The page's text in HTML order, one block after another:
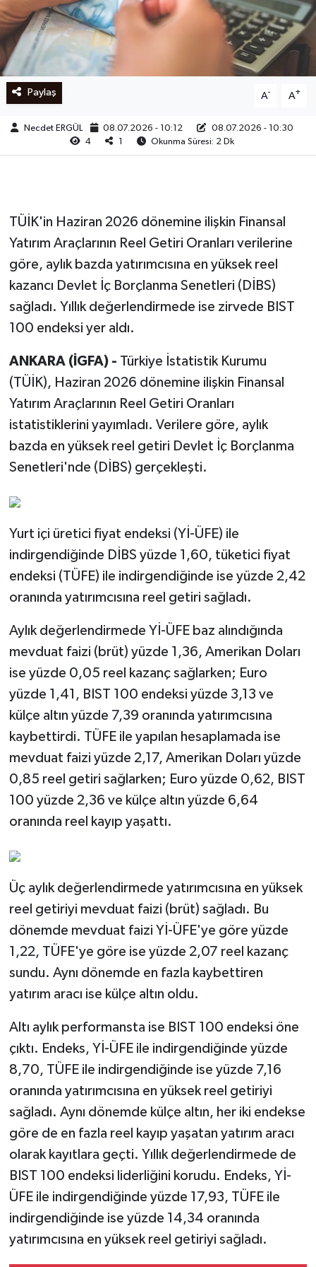
Paylaş A- A+
Necdet ERGÜL 08.07.2026 - 10:12
08.07.2026 - 10:30
4
1 Okunma Süresi: 2 Dk
TÜİK'in Haziran 2026 dönemine ilişkin Finansal
Yatırım Araçlarının Reel Getiri Oranları verilerine
göre, aylık bazda yatırımcısına en yüksek reel
kazancı Devlet İç Borçlanma Senetleri (DİBS)
sağladı. Yıllık değerlendirmede ise zirvede BIST
100 endeksi yer aldı.
ANKARA (İGFA) - Türkiye İstatistik Kurumu
(TÜİK), Haziran 2026 dönemine ilişkin Finansal
Yatırım Araçlarının Reel Getiri Oranları
istatistiklerini yayımladı. Verilere göre, aylık
bazda en yüksek reel getiri Devlet İç Borçlanma
Senetleri'nde (DİBS) gerçekleşti.
Yurt içi üretici fiyat endeksi (Yİ-ÜFE) ile
indirgendiğinde DİBS yüzde 1,60, tüketici fiyat
endeksi (TÜFE) ile indirgendiğinde ise yüzde 2,42
oranında yatırımcısına reel getiri sağladı.
Aylık değerlendirmede Yİ-ÜFE baz alındığında
mevduat faizi (brüt) yüzde 1,36, Amerikan Doları
ise yüzde 0,05 reel kazanç sağlarken; Euro
yüzde 1,41, BIST 100 endeksi yüzde 3,13 ve
külçe altın yüzde 7,39 oranında yatırımcısına
kaybettirdi. TÜFE ile yapılan hesaplamada ise
mevduat faizi yüzde 2,17, Amerikan Doları yüzde
0,85 reel getiri sağlarken; Euro yüzde 0,62, BIST
100 yüzde 2,36 ve külçe altın yüzde 6,64
oranında reel kayıp yaşattı.
Üç aylık değerlendirmede yatırımcısına en yüksek
reel getiriyi mevduat faizi (brüt) sağladı. Bu
dönemde mevduat faizi Yİ-ÜFE'ye göre yüzde
1,22, TÜFE'ye göre ise yüzde 2,07 reel kazanç
sundu. Aynı dönemde en fazla kaybettiren
yatırım aracı ise külçe altın oldu.
Altı aylık performansta ise BIST 100 endeksi öne
çıktı. Endeks, Yİ-ÜFE ile indirgendiğinde yüzde
8,70, TÜFE ile indirgendiğinde ise yüzde 7,16
oranında yatırımcısına en yüksek reel getiriyi
sağladı. Aynı dönemde külçe altın, her iki endekse
göre de en fazla reel kayıp yaşatan yatırım aracı
olarak kayıtlara geçti. Yıllık değerlendirmede de
BIST 100 endeksi liderliğini korudu. Endeks, Yİ-
ÜFE ile indirgendiğinde yüzde 17,93, TÜFE ile
indirgendiğinde ise yüzde 14,34 oranında
yatırımcısına en yüksek reel getiriyi sağladı.
Ege
İzmir
İletişim
Künye